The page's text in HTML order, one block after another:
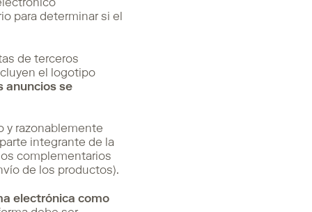
para determinar si el
de terceros
el logotipo
anuncios se
y razonablemente
integrante de la
complementarios
de los productos).
electrónica como